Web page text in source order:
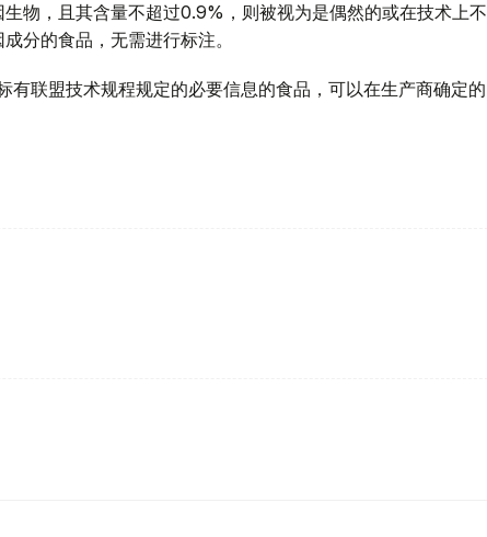
物，且其含量不超过0.9%，则被视为是偶然的或在技术上不
分的食品，无需进行标注。
联盟技术规程规定的必要信息的食品，可以在生产商确定的